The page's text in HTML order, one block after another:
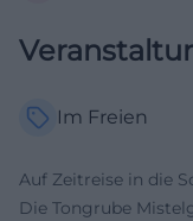
Im Freien
Auf Zeitreise in die
Die Tongrube